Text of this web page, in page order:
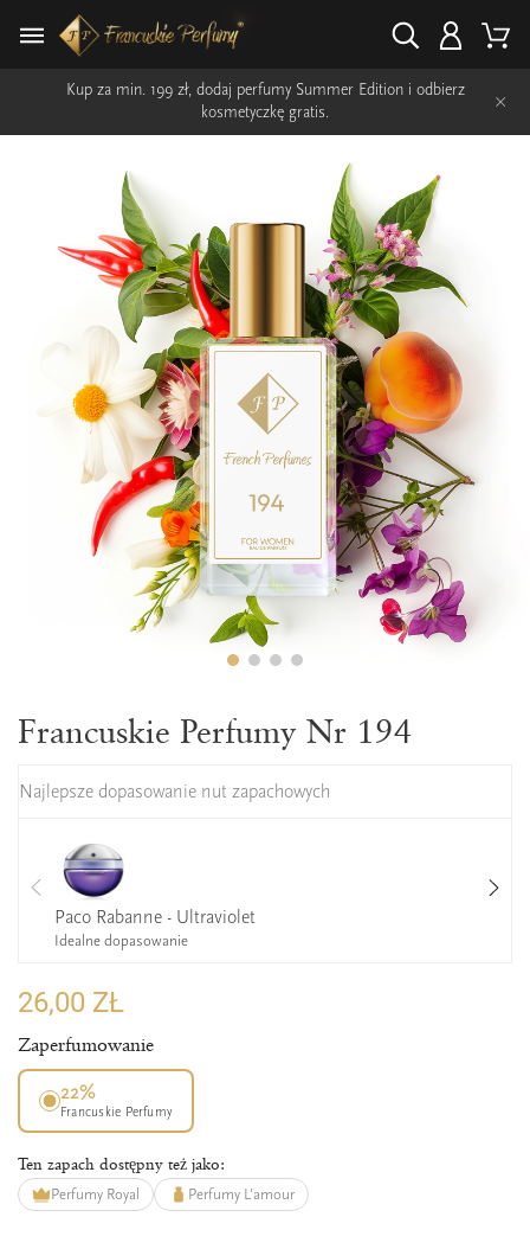
Kup za min. 199 zł, dodaj perfumy Summer Edition i odbierz
kosmetyczkę gratis.
×
Francuskie Perfumy Nr 194
Najlepsze dopasowanie nut zapachowych
Paco Rabanne - Ultraviolet
Idealne dopasowanie
26,00 ZŁ
Zaperfumowanie
22%
Francuskie Perfumy
Ten zapach dostępny też jako:
Perfumy Royal Perfumy L'amour